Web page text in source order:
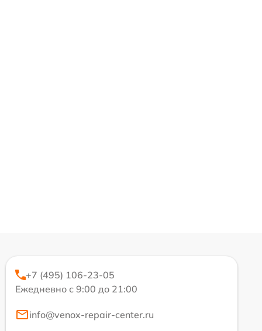
+7 (495) 106-23-05
Ежедневно с 9:00 до 21:00
info@venox-repair-center.ru